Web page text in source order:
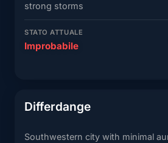
strong storms
STATO ATTUALE
Improbabile
Differdange
Southwestern city with minimal